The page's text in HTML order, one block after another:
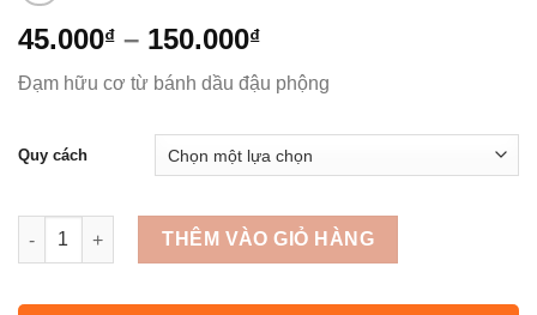
45.000₫ – 150.000₫
Đạm hữu cơ từ bánh dầu đậu phộng
Quy cách
Số lượng THÊM VÀO GIỎ HÀNG